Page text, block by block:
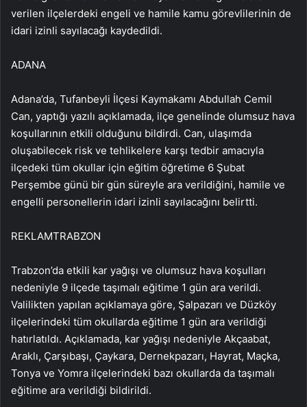
verilen ilçelerdeki engeli ve hamile kamu görevlilerinin de
idari izinli sayılacağı kaydedildi.
ADANA
Adana’da, Tufanbeyli İlçesi Kaymakamı Abdullah Cemil
Can, yaptığı yazılı açıklamada, ilçe genelinde olumsuz hava
koşullarının etkili olduğunu bildirdi. Can, ulaşımda
oluşabilecek risk ve tehlikelere karşı tedbir amacıyla
ilçedeki tüm okullar için eğitim öğretime 6 Şubat
Perşembe günü bir gün süreyle ara verildiğini, hamile ve
engelli personellerin idari izinli sayılacağını belirtti.
REKLAMTRABZON
Trabzon’da etkili kar yağışı ve olumsuz hava koşulları
nedeniyle 9 ilçede taşımalı eğitime 1 gün ara verildi.
Valilikten yapılan açıklamaya göre, Şalpazarı ve Düzköy
ilçelerindeki tüm okullarda eğitime 1 gün ara verildiği
hatırlatıldı. Açıklamada, kar yağışı nedeniyle Akçaabat,
Araklı, Çarşıbaşı, Çaykara, Dernekpazarı, Hayrat, Maçka,
Tonya ve Yomra ilçelerindeki bazı okullarda da taşımalı
eğitime ara verildiği bildirildi.